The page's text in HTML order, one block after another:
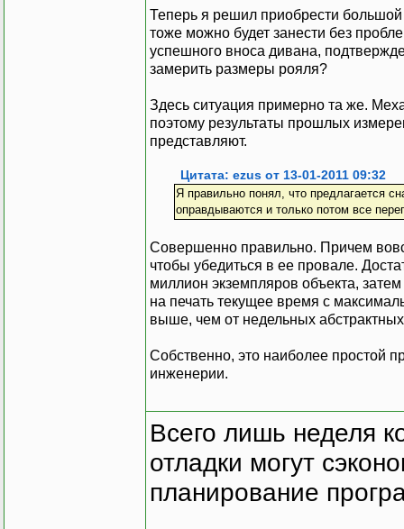
Теперь я решил приобрести большой
тоже можно будет занести без
успешного вноса дивана,
замерить размеры рояля?
Здесь ситуация примерно та же.
поэтому результаты прошлых
представляют.
Цитата: ezus от 13-01-2011 09:32
Я правильно понял, что предлагается
оправдываются и только потом все
Совершенно правильно. Причем
чтобы убедиться в ее провале.
миллион экземпляров объекта,
на печать текущее время с
выше, чем от недельных
Собственно, это наиболее простой
инженерии.
Всего лишь неделя
отладки могут
планирование